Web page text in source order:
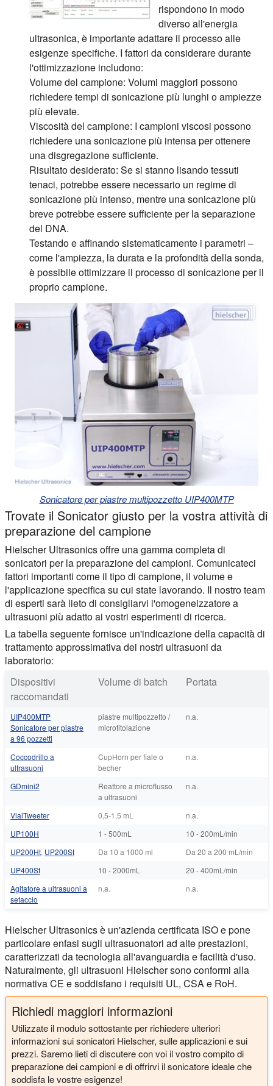
rispondono in modo
diverso all'energia
ultrasonica, è importante adattare il processo alle
esigenze specifiche. I fattori da considerare durante
l'ottimizzazione includono:
Volume del campione: Volumi maggiori possono
richiedere tempi di sonicazione più lunghi o ampiezze
più elevate.
Viscosità del campione: I campioni viscosi possono
richiedere una sonicazione più intensa per ottenere
una disgregazione sufficiente.
Risultato desiderato: Se si stanno lisando tessuti
tenaci, potrebbe essere necessario un regime di
sonicazione più intenso, mentre una sonicazione più
breve potrebbe essere sufficiente per la separazione
del DNA.
Testando e affinando sistematicamente i parametri –
come l'ampiezza, la durata e la profondità della sonda,
è possibile ottimizzare il processo di sonicazione per il
proprio campione.
Sonicatore per piastre multipozzetto UIP400MTP
Trovate il Sonicator giusto per la vostra attività di
preparazione del campione
Hielscher Ultrasonics offre una gamma completa di
sonicatori per la preparazione dei campioni. Comunicateci
fattori importanti come il tipo di campione, il volume e
l'applicazione specifica su cui state lavorando. Il nostro team
di esperti sarà lieto di consigliarvi l'omogeneizzatore a
ultrasuoni più adatto ai vostri esperimenti di ricerca.
La tabella seguente fornisce un'indicazione della capacità di
trattamento approssimativa dei nostri ultrasuoni da
laboratorio:
Dispositivi
raccomandati
Volume di batch Portata
UIP400MTP
Sonicatore per piastre
a 96 pozzetti
piastre multipozzetto /
microtitolazione
n.a.
Coccodrillo a
ultrasuoni
CupHorn per fiale o
becher
n.a.
GDmini2
Reattore a microflusso
a ultrasuoni
n.a.
VialTweeter 0,5-1,5 mL
n.a.
UP100H
1 - 500mL
10 - 200mL/min
UP200Ht, UP200St Da 10 a 1000 ml
Da 20 a 200 mL/min
UP400St
10 - 2000mL
20 - 400mL/min
Agitatore a ultrasuoni a
setaccio
n.a. n.a.
Hielscher Ultrasonics è un'azienda certificata ISO e pone
particolare enfasi sugli ultrasuonatori ad alte prestazioni,
caratterizzati da tecnologia all'avanguardia e facilità d'uso.
Naturalmente, gli ultrasuoni Hielscher sono conformi alla
normativa CE e soddisfano i requisiti UL, CSA e RoH.
Richiedi maggiori informazioni
Utilizzate il modulo sottostante per richiedere ulteriori
informazioni sui sonicatori Hielscher, sulle applicazioni e sui
prezzi. Saremo lieti di discutere con voi il vostro compito di
preparazione dei campioni e di offrirvi il sonicatore ideale che
soddisfa le vostre esigenze!